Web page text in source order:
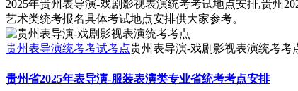
2025年贵州表导演-戏剧影视表演统考考试地点安排,贵州
艺术类统考报名具体考试地点安排供大家参考。
贵州表导演统考考试考点贵州表导演-戏剧影视表演统考考
贵州省2025年表导演-服装表演类专业省统考考点安排